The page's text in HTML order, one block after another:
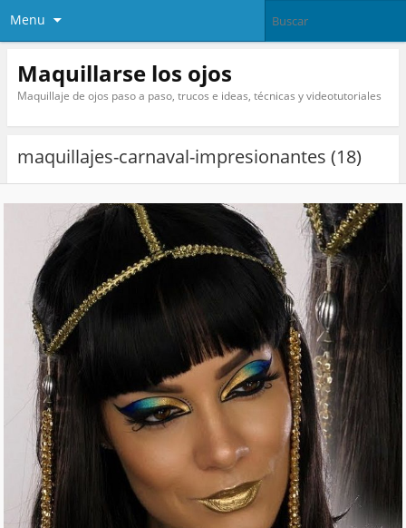
Menu
Maquillarse los ojos
Maquillaje de ojos paso a paso, trucos e ideas, técnicas y videotutoriales
maquillajes-carnaval-impresionantes (18)